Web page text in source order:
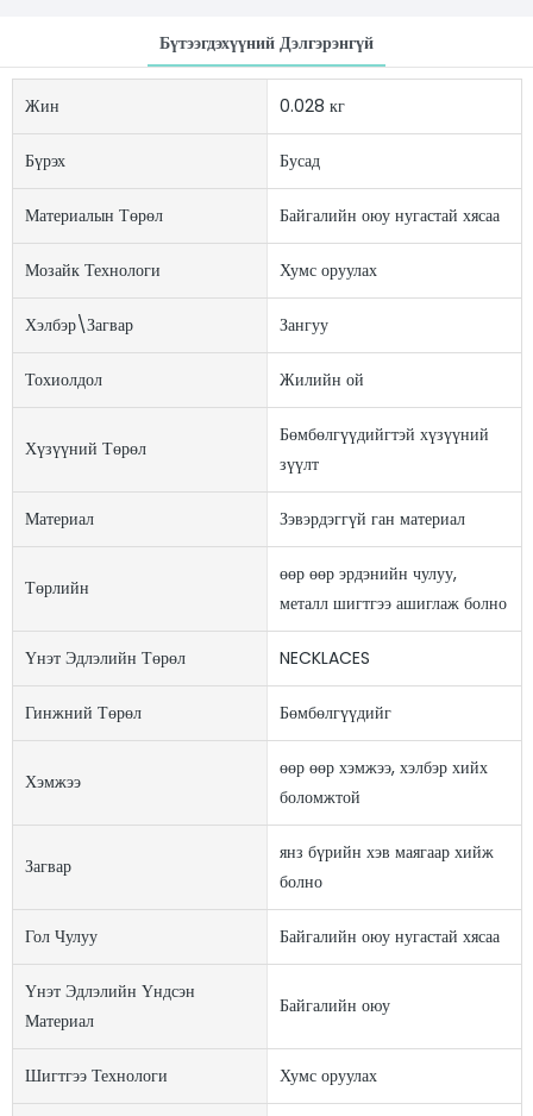
Бүтээгдэхүүний Дэлгэрэнгүй
Жин 0.028 кг
Бүрэх Бусад
Материалын Төрөл Байгалийн оюу нугастай хясаа
Мозайк Технологи Хумс оруулах
Хэлбэр\загвар Зангуу
Тохиолдол Жилийн ой
Хүзүүний Төрөл
Бөмбөлгүүдийгтэй хүзүүний
зүүлт
Материал Зэвэрдэггүй ган материал
Төрлийн
өөр өөр эрдэнийн чулуу,
металл шигтгээ ашиглаж болно
Үнэт Эдлэлийн Төрөл NECKLACES
Гинжний Төрөл Бөмбөлгүүдийг
Хэмжээ
өөр өөр хэмжээ, хэлбэр хийх
боломжтой
Загвар
янз бүрийн хэв маягаар хийж
болно
Гол Чулуу Байгалийн оюу нугастай хясаа
Үнэт Эдлэлийн Үндсэн
Материал
Байгалийн оюу
Шигтгээ Технологи Хумс оруулах